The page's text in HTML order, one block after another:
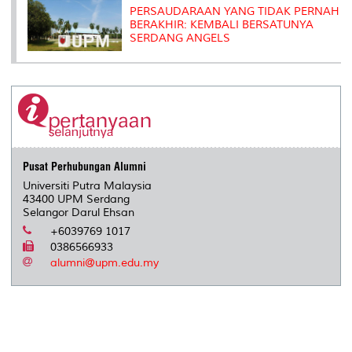
PERSAUDARAAN YANG TIDAK PERNAH
BERAKHIR: KEMBALI BERSATUNYA
SERDANG ANGELS
Pusat Perhubungan Alumni
Universiti Putra Malaysia
43400 UPM Serdang
Selangor Darul Ehsan
+6039769 1017
0386566933
alumni@upm.edu.my